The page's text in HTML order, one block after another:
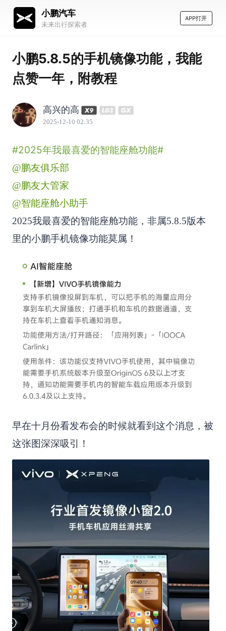
小鹏汽车
未来出行探索者
APP打开
小鹏5.8.5的手机镜像功能，我能
点赞一年，附教程
高兴的高
2025-12-10 02:35
#2025年我最喜爱的智能座舱功能#
@鹏友俱乐部
@鹏友大管家
@智能座舱小助手
2025我最喜爱的智能座舱功能，非属5.8.5版本
里的小鹏手机镜像功能莫属！
早在十月份看发布会的时候就看到这个消息，被
这张图深深吸引！